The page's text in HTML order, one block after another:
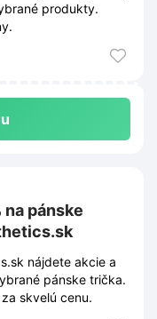
produkty.
pánske
nájdete akcie a
pánske trička.
skvelú cenu.